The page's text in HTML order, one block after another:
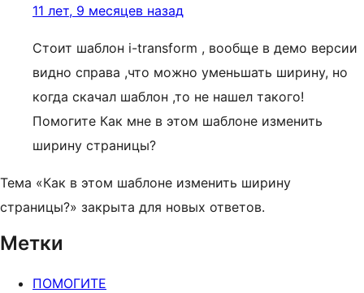
11 лет, 9 месяцев назад
Стоит шаблон i-transform , вообще в демо версии
видно справа ,что можно уменьшать ширину, но
когда скачал шаблон ,то не нашел такого!
Помогите Как мне в этом шаблоне изменить
ширину страницы?
Тема «Как в этом шаблоне изменить ширину
страницы?» закрыта для новых ответов.
Метки
ПОМОГИТЕ